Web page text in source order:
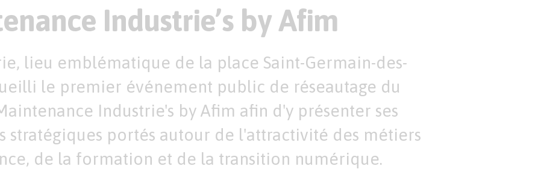
Industrie’s by Afim
lieu emblématique de la place Saint-Germain-des-
le premier événement public de réseautage du
Industrie's by Afim afin d'y présenter ses
stratégiques portés autour de l'attractivité des métiers
de la formation et de la transition numérique.